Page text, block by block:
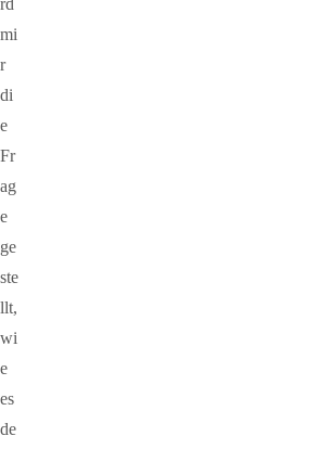
rd
mi
r
di
e
Fr
ag
e
ge
ste
llt,
wi
e
es
de